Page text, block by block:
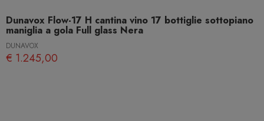
Dunavox Flow-17 H cantina vino 17 bottiglie sottopiano
maniglia a gola Full glass Nera
DUNAVOX
€ 1.245,00